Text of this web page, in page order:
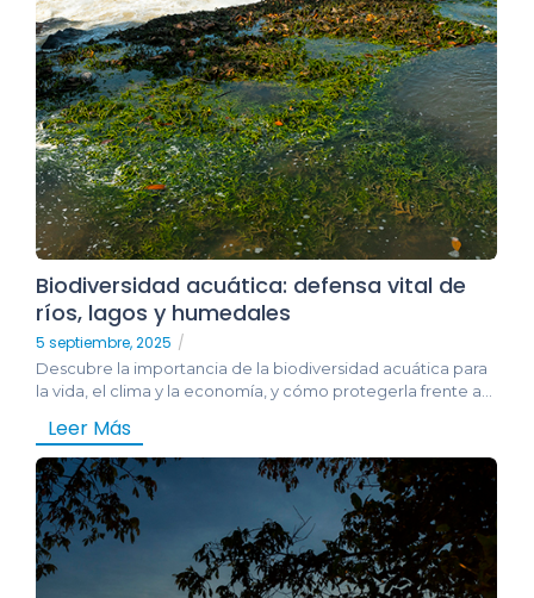
Biodiversidad acuática: defensa vital de
ríos, lagos y humedales
5 septiembre, 2025 /
Descubre la importancia de la biodiversidad acuática para
la vida, el clima y la economía, y cómo protegerla frente a...
Leer Más